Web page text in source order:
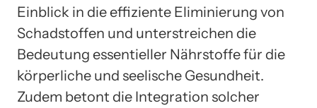
Einblick in die effiziente Eliminierung von
Schadstoffen und unterstreichen die
Bedeutung essentieller Nährstoffe für die
körperliche und seelische Gesundheit.
Zudem betont die Integration solcher